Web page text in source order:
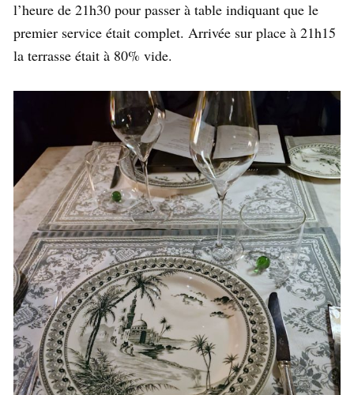
l’heure de 21h30 pour passer à table indiquant que le
premier service était complet. Arrivée sur place à 21h15
la terrasse était à 80% vide.